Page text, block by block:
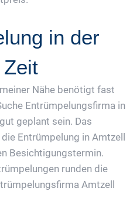
in der
Nähe benötigt fast
Entrümpelungsfirma in
geplant sein. Das
Entrümpelung in Amtzell
Besichtigungstermin.
runden die
Amtzell